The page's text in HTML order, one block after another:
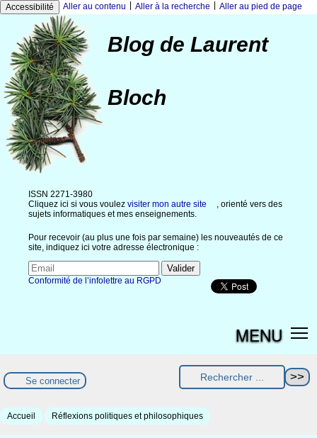
Accessibilité Aller au contenu Aller à la recherche Aller au pied de page
Blog de Laurent
Bloch
ISSN 2271-3980
Cliquez ici si vous voulez visiter mon autre site
, orienté vers des
sujets informatiques et mes enseignements.
Pour recevoir (au plus une fois par semaine) les nouveautés de ce
site, indiquez ici votre adresse électronique :
Conformité de l’infolettre au RGPD
MENU
Se connecter
Accueil Réflexions politiques et philosophiques